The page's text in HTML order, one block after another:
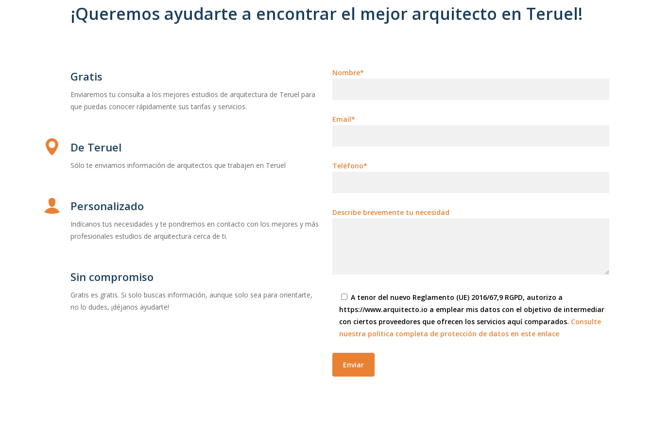
¡Queremos ayudarte a encontrar el mejor arquitecto en Teruel!
Gratis
Enviaremos tu consulta a los mejores estudios de arquitectura de Teruel para
que puedas conocer rápidamente sus tarifas y servicios.
De Teruel
Sólo te enviamos información de arquitectos que trabajen en Teruel
Personalizado
Indícanos tus necesidades y te pondremos en contacto con los mejores y más
profesionales estudios de arquitectura cerca de ti.
Sin compromiso
Gratis es gratis. Si solo buscas información, aunque solo sea para orientarte,
no lo dudes, ¡déjanos ayudarte!
Nombre*
Email*
Teléfono*
Describe brevemente tu necesidad
A tenor del nuevo Reglamento (UE) 2016/67,9 RGPD, autorizo a
https://www.arquitecto.io a emplear mis datos con el objetivo de intermediar
con ciertos proveedores que ofrecen los servicios aquí comparados. Consulte
nuestra política completa de protección de datos en este enlace